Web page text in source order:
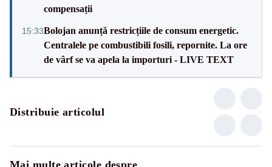
compensații
15:33Bolojan anunță restricțiile de consum energetic.
Centralele pe combustibili fosili, repornite. La ore
de vârf se va apela la importuri - LIVE TEXT
Distribuie articolul
Mai multe articole despre